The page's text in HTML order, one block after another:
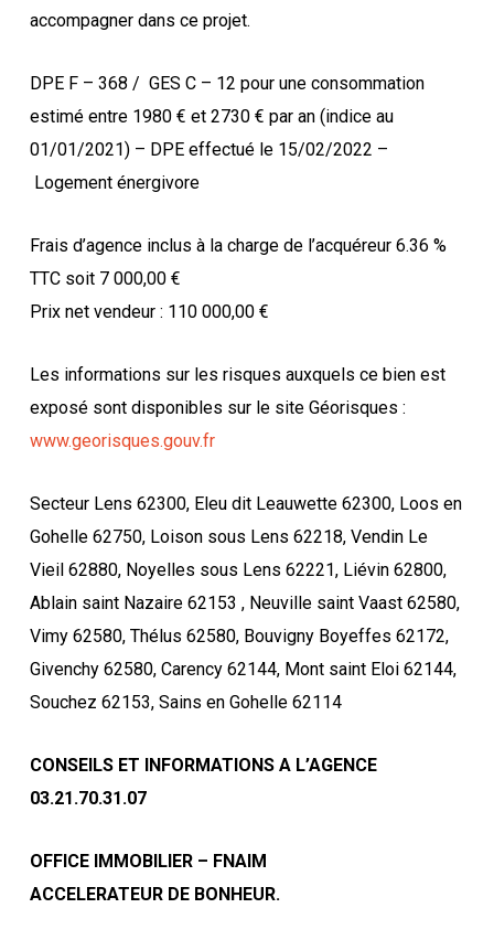
accompagner dans ce projet.
DPE F – 368 / GES C – 12 pour une consommation
estimé entre 1980 € et 2730 € par an (indice au
01/01/2021) – DPE effectué le 15/02/2022 –
Logement énergivore
Frais d’agence inclus à la charge de l’acquéreur 6.36 %
TTC soit 7 000,00 €
Prix net vendeur : 110 000,00 €
Les informations sur les risques auxquels ce bien est
exposé sont disponibles sur le site Géorisques :
www.georisques.gouv.fr
Secteur Lens 62300, Eleu dit Leauwette 62300, Loos en
Gohelle 62750, Loison sous Lens 62218, Vendin Le
Vieil 62880, Noyelles sous Lens 62221, Liévin 62800,
Ablain saint Nazaire 62153 , Neuville saint Vaast 62580,
Vimy 62580, Thélus 62580, Bouvigny Boyeffes 62172,
Givenchy 62580, Carency 62144, Mont saint Eloi 62144,
Souchez 62153, Sains en Gohelle 62114
CONSEILS ET INFORMATIONS A L’AGENCE
03.21.70.31.07
OFFICE IMMOBILIER – FNAIM
ACCELERATEUR DE BONHEUR.